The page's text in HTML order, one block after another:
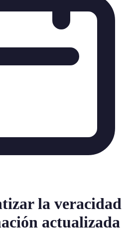
la veracidad
actualizada